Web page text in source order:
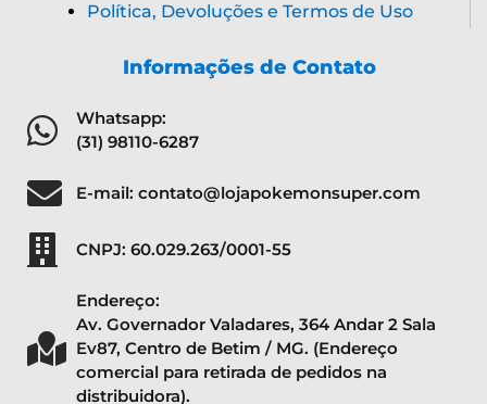
Política, Devoluções e Termos de Uso
Informações de Contato
Whatsapp:
(31) 98110-6287
E-mail: contato@lojapokemonsuper.com
CNPJ: 60.029.263/0001-55
Endereço:
Av. Governador Valadares, 364 Andar 2 Sala
Ev87, Centro de Betim / MG. (Endereço
comercial para retirada de pedidos na
distribuidora).